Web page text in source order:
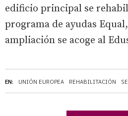
EN: UNIÓN EUROPEA REHABILITACIÓN
edificio principal se
programa de ayudas
ampliación se acoge al